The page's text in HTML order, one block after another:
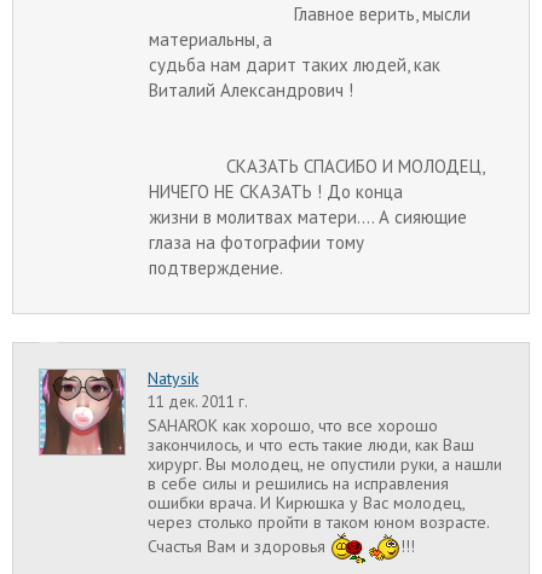
Главное верить, мысли
материальны, а
судьба нам дарит таких людей, как
Виталий Александрович !
СКАЗАТЬ СПАСИБО И МОЛОДЕЦ,
НИЧЕГО НЕ СКАЗАТЬ ! До конца
жизни в молитвах матери.... А сияющие
глаза на фотографии тому
подтверждение.
Natysik
11 дек. 2011 г.
SAHAROK как хорошо, что все хорошо
закончилось, и что есть такие люди, как Ваш
хирург. Вы молодец, не опустили руки, а нашли
в себе силы и решились на исправления
ошибки врача. И Кирюшка у Вас молодец,
через столько пройти в таком юном возрасте.
Счастья Вам и здоровья
!!!